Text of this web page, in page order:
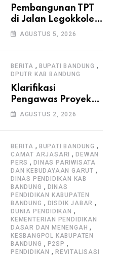
Pembangunan TPT
di Jalan Legokkole
Rawabogo Disorot
Tanpa Papan
Informasi Proyek
AGUSTUS 5, 2026
BERITA , BUPATI BANDUNG ,
DPUTR KAB BANDUNG
Klarifikasi
Pengawas Proyek
Citiis Terkait
Pengawasan K3
AGUSTUS 2, 2026
BERITA , BUPATI BANDUNG ,
CAMAT ARJASARI ,DEWAN
PERS ,DINAS PARIWISATA
DAN KEBUDAYAAN GARUT ,
DINAS PENDIDIKAN KAB
BANDUNG , DINAS
PENDIDIKAN KABUPATEN
BANDUNG , DISDIK JABAR ,
DUNIA PENDIDIKAN ,
KEMENTERIAN PENDIDIKAN
DASAR DAN MENENGAH ,
KESBANGPOL KABUPATEN
BANDUNG , P2SP ,
PENDIDIKAN , REVITALISASI